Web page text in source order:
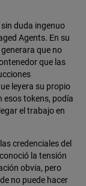
duda ingenuo
Agents. En su
que no
que las
leyera su propio
esos tokens, podía
el trabajo en
credenciales del
la tensión
obvia, pero
no puede hacer